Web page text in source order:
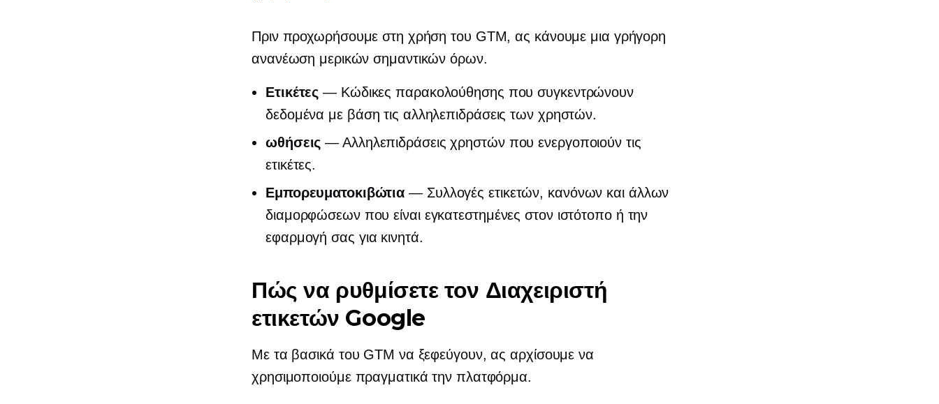
Πριν προχωρήσουμε στη χρήση του GTM, ας κάνουμε μια γρήγορη
ανανέωση μερικών σημαντικών όρων.
Ετικέτες — Κώδικες παρακολούθησης που συγκεντρώνουν
δεδομένα με βάση τις αλληλεπιδράσεις των χρηστών.
ωθήσεις — Αλληλεπιδράσεις χρηστών που ενεργοποιούν τις
ετικέτες.
Εμπορευματοκιβώτια — Συλλογές ετικετών, κανόνων και άλλων
διαμορφώσεων που είναι εγκατεστημένες στον ιστότοπο ή την
εφαρμογή σας για κινητά.
Πώς να ρυθμίσετε τον Διαχειριστή
ετικετών Google
Με τα βασικά του GTM να ξεφεύγουν, ας αρχίσουμε να
χρησιμοποιούμε πραγματικά την πλατφόρμα.